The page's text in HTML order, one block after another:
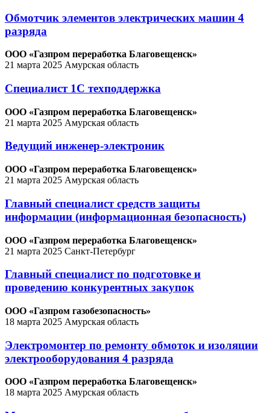
Обмотчик элементов электрических машин 4
разряда
ООО «Газпром переработка Благовещенск»
21 марта 2025 Амурская область
Специалист 1С техподдержка
ООО «Газпром переработка Благовещенск»
21 марта 2025 Амурская область
Ведущий инженер-электроник
ООО «Газпром переработка Благовещенск»
21 марта 2025 Амурская область
Главный специалист средств защиты
информации (информационная безопасность)
ООО «Газпром переработка Благовещенск»
21 марта 2025 Санкт-Петербург
Главный специалист по подготовке и
проведению конкурентных закупок
ООО «Газпром газобезопасность»
18 марта 2025 Амурская область
Электромонтер по ремонту обмоток и изоляции
электрооборудования 4 разряда
ООО «Газпром переработка Благовещенск»
18 марта 2025 Амурская область